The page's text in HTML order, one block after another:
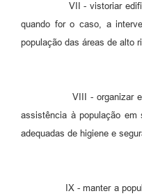
VII - vistoriar
quando for o caso, a
população das áreas de alto
VIII - organizar e
assistência à população em
adequadas de higiene e
IX - manter a